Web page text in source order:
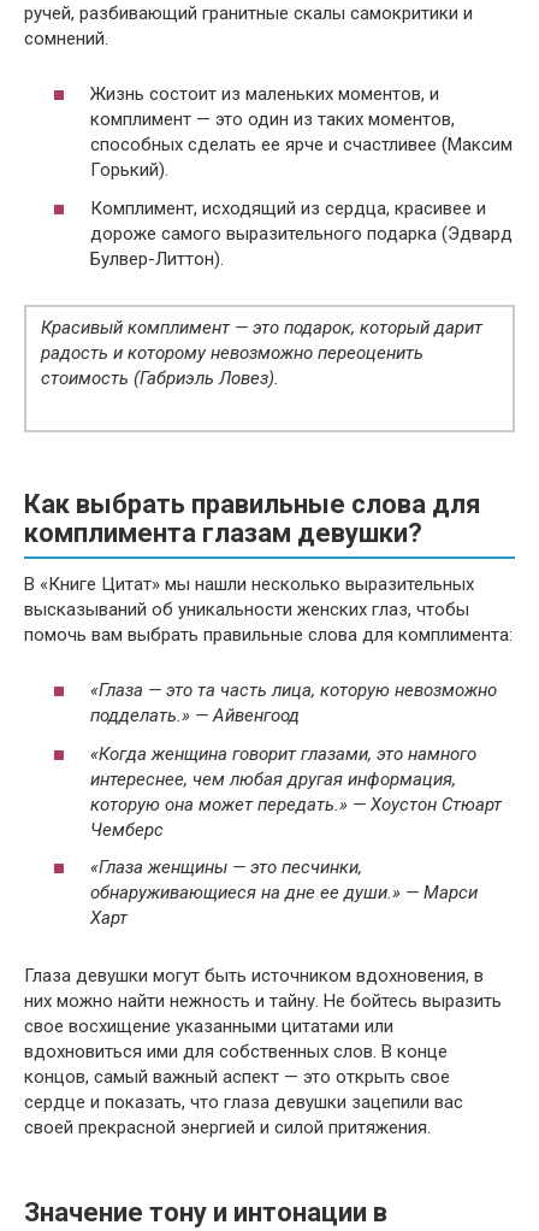
ручей, разбивающий гранитные скалы самокритики и
сомнений.
Жизнь состоит из маленьких моментов, и
комплимент — это один из таких моментов,
способных сделать ее ярче и счастливее (Максим
Горький).
Комплимент, исходящий из сердца, красивее и
дороже самого выразительного подарка (Эдвард
Булвер-Литтон).
Красивый комплимент — это подарок, который дарит
радость и которому невозможно переоценить
стоимость (Габриэль Ловез).
Как выбрать правильные слова для
комплимента глазам девушки?
В «Книге Цитат» мы нашли несколько выразительных
высказываний об уникальности женских глаз, чтобы
помочь вам выбрать правильные слова для комплимента:
«Глаза — это та часть лица, которую невозможно
подделать.» — Айвенгоод
«Когда женщина говорит глазами, это намного
интереснее, чем любая другая информация,
которую она может передать.» — Хоустон Стюарт
Чемберс
«Глаза женщины — это песчинки,
обнаруживающиеся на дне ее души.» — Марси
Харт
Глаза девушки могут быть источником вдохновения, в
них можно найти нежность и тайну. Не бойтесь выразить
свое восхищение указанными цитатами или
вдохновиться ими для собственных слов. В конце
концов, самый важный аспект — это открыть свое
сердце и показать, что глаза девушки зацепили вас
своей прекрасной энергией и силой притяжения.
Значение тону и интонации в